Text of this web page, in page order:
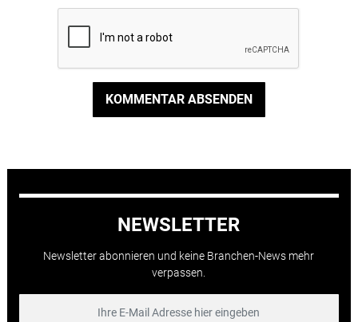
KOMMENTAR ABSENDEN
NEWSLETTER
Newsletter abonnieren und keine Branchen-News mehr
verpassen.